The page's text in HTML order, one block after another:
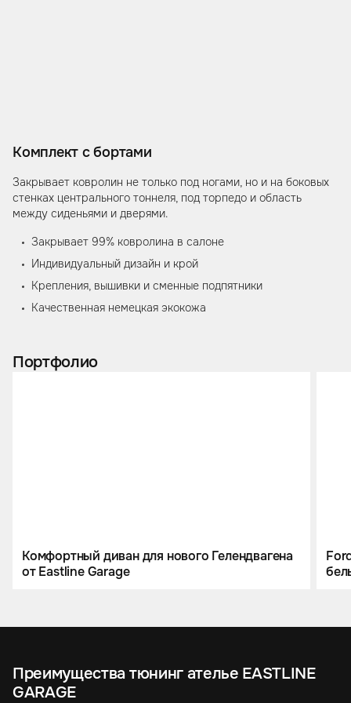
Комплект с бортами
Закрывает ковролин не только под ногами, но и на боковых
стенках центрального тоннеля, под торпедо и область
между сиденьями и дверями.
Закрывает 99% ковролина в салоне
Индивидуальный дизайн и крой
Крепления, вышивки и сменные подпятники
Качественная немецкая экокожа
Портфолио
Комфортный диван для нового Гелендвагена
от Eastline Garage
Преимущества тюнинг ателье EASTLINE
GARAGE